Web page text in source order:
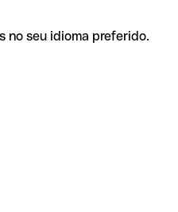
no seu idioma preferido.